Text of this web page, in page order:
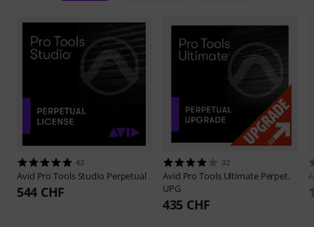
43
Avid Pro Tools Studio Perpetual
544 CHF
32
Avid Pro Tools Ultimate Perpet.
UPG
435 CHF